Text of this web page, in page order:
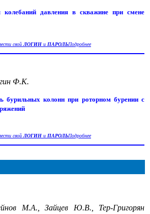
колебаний давления в скважине при смене
свойЛОГИН и ПАРОЛЬПодробнее
Ф.К.
бурильных колонн при роторном бурении с
свойЛОГИН и ПАРОЛЬПодробнее
М.А., Зайцев Ю.В., Тер-Григорян